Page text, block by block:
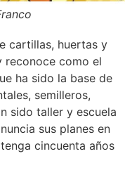
cartillas, huertas y
reconoce como el
ha sido la base de
semilleros,
sido taller y escuela
sus planes en
cincuenta años